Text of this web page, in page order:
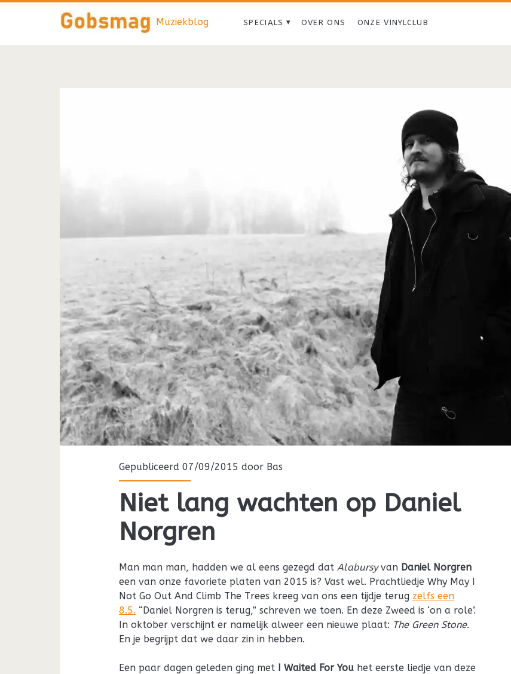
Muziekblog SPECIALS OVER ONS ONZE VINYLCLUB
Gepubliceerd 07/09/2015 door Bas
Niet lang wachten op Daniel
Norgren
Man man man, hadden we al eens gezegd dat Alabursyvan Daniel Norgren
een van onze favoriete platen van 2015 is? Vast wel. Prachtliedje Why May I
Not Go Out And Climb The Trees kreeg van ons een tijdje terug zelfs een
8.5. “Daniel Norgren is terug,” schreven we toen. En deze Zweed is ‘on a role’.
In oktober verschijnt er namelijk alweer een nieuwe plaat: The Green Stone.
En je begrijpt dat we daar zin in hebben.
Een paar dagen geleden ging met I Waited For You het eerste liedje van deze